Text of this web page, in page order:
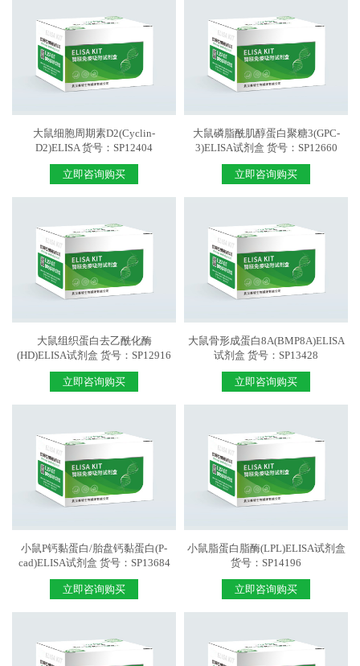
大鼠细胞周期素D2(Cyclin-
D2)ELISA 货号：SP12404
立即咨询购买
大鼠磷脂酰肌醇蛋白聚糖3(GPC-
3)ELISA试剂盒 货号：SP12660
立即咨询购买
大鼠组织蛋白去乙酰化酶
(HD)ELISA试剂盒 货号：SP12916
立即咨询购买
大鼠骨形成蛋白8A(BMP8A)ELISA
试剂盒 货号：SP13428
立即咨询购买
小鼠P钙黏蛋白/胎盘钙黏蛋白(P-
cad)ELISA试剂盒 货号：SP13684
立即咨询购买
小鼠脂蛋白脂酶(LPL)ELISA试剂盒
货号：SP14196
立即咨询购买